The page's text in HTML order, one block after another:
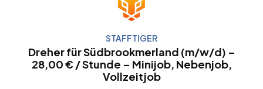
STAFFTIGER
Dreher für Südbrookmerland (m/w/d) –
28,00 € / Stunde – Minijob, Nebenjob,
Vollzeitjob